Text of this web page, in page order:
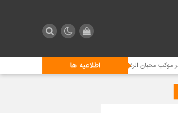
اطلاعیه هاالرضا (ع) شهرداری منطقه یک